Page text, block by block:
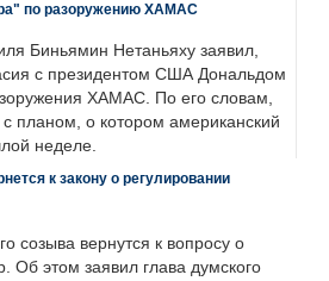
по разоружению ХАМАС
Биньямин Нетаньяху заявил,
с президентом США Дональдом
ХАМАС. По его словам,
планом, о котором американский
неделе.
к закону о регулировании
созыва вернутся к вопросу о
Об этом заявил глава думского